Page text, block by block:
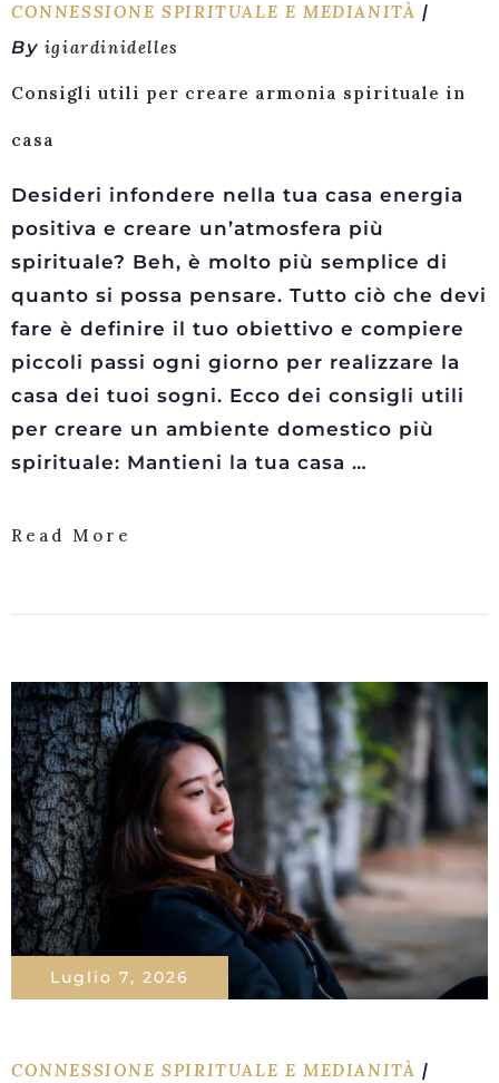
CONNESSIONE SPIRITUALE E MEDIANITÀ
By igiardinidelles
Consigli utili per creare armonia spirituale in
casa
Desideri infondere nella tua casa energia
positiva e creare un’atmosfera più
spirituale? Beh, è ​​molto più semplice di
quanto si possa pensare. Tutto ciò che devi
fare è definire il tuo obiettivo e compiere
piccoli passi ogni giorno per realizzare la
casa dei tuoi sogni. Ecco dei consigli utili
per creare un ambiente domestico più
spirituale: Mantieni la tua casa …
Read More
Luglio 7, 2026
CONNESSIONE SPIRITUALE E MEDIANITÀ